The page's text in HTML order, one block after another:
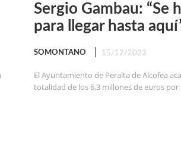
Sergio Gambau: “Se
para llegar hasta
SOMONTANO 15/12/2023
El Ayuntamiento de Peralta de Alcofea
totalidad de los 6,3 millones de euros por